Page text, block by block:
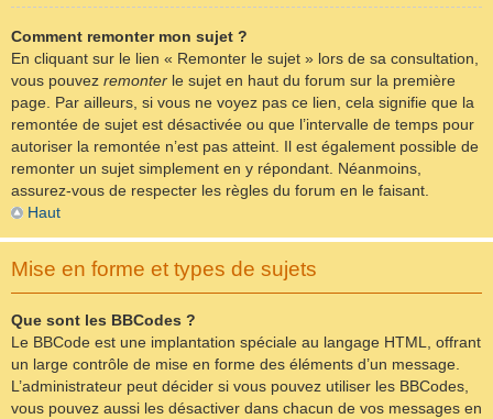
Comment remonter mon sujet ?
En cliquant sur le lien « Remonter le sujet » lors de sa consultation,
vous pouvez remonter le sujet en haut du forum sur la première
page. Par ailleurs, si vous ne voyez pas ce lien, cela signifie que la
remontée de sujet est désactivée ou que l’intervalle de temps pour
autoriser la remontée n’est pas atteint. Il est également possible de
remonter un sujet simplement en y répondant. Néanmoins,
assurez-vous de respecter les règles du forum en le faisant.
Haut
Mise en forme et types de sujets
Que sont les BBCodes ?
Le BBCode est une implantation spéciale au langage HTML, offrant
un large contrôle de mise en forme des éléments d’un message.
L’administrateur peut décider si vous pouvez utiliser les BBCodes,
vous pouvez aussi les désactiver dans chacun de vos messages en